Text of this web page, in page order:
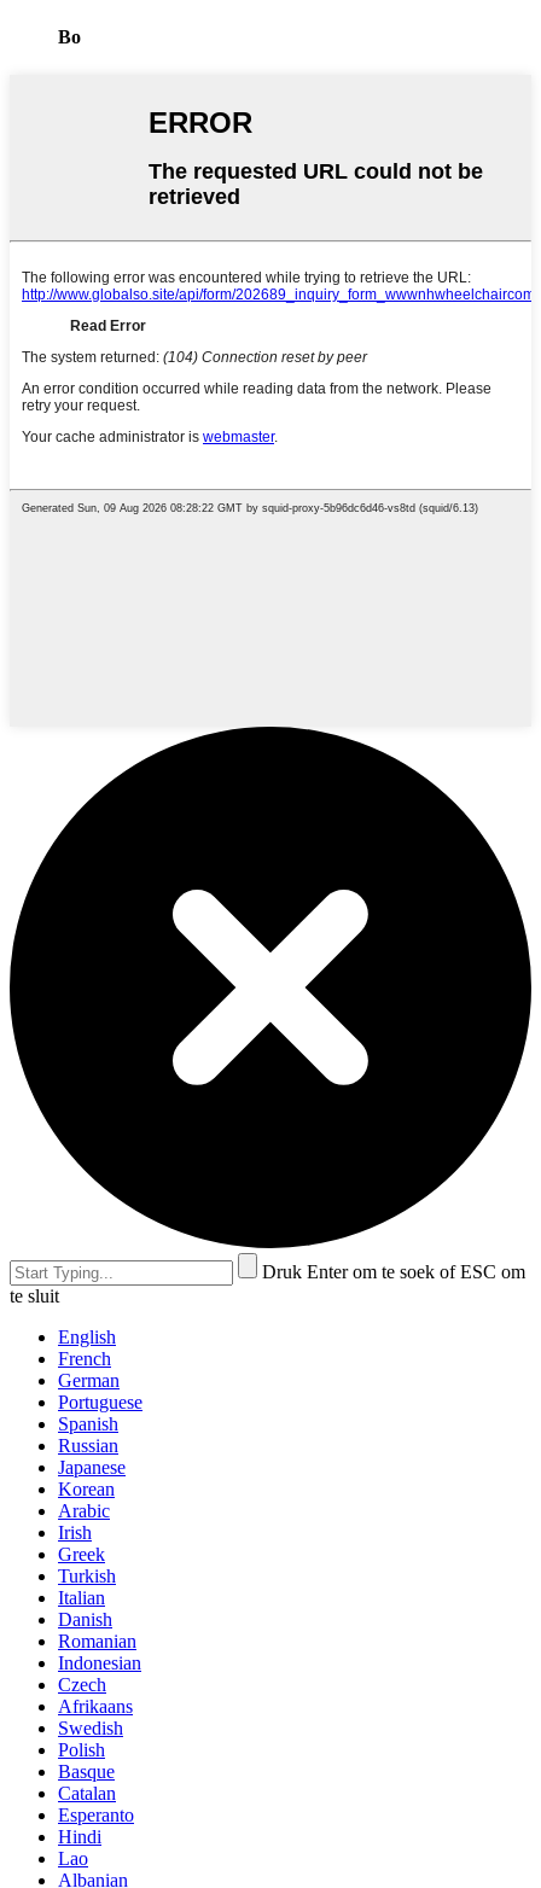
Bo
Druk Enter om te soek of ESC om
te sluit
English
French
German
Portuguese
Spanish
Russian
Japanese
Korean
Arabic
Irish
Greek
Turkish
Italian
Danish
Romanian
Indonesian
Czech
Afrikaans
Swedish
Polish
Basque
Catalan
Esperanto
Hindi
Lao
Albanian